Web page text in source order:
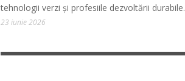
tehnologii verzi și profesiile dezvoltării durabile.
23 iunie 2026